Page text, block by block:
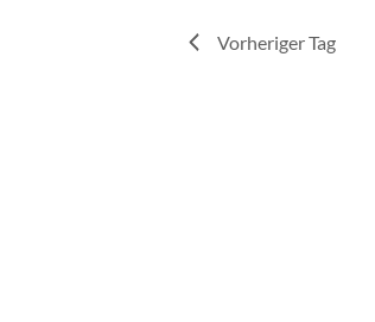
Vorheriger Tag